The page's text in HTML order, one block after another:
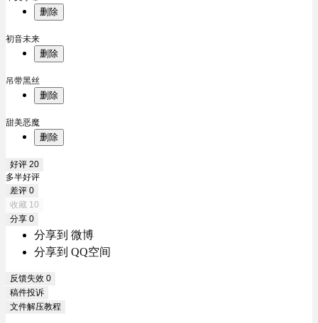
删除
初音未来
删除
吊带黑丝
删除
甜美恶魔
删除
好评 20
多半好评
差评 0
收藏 10
分享 0
分享到 微博
分享到 QQ空间
反馈失效 0
稿件投诉
文件解压教程